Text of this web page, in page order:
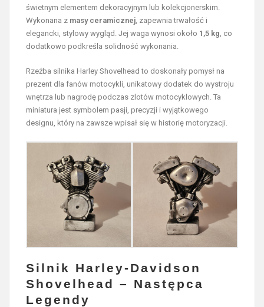
świetnym elementem dekoracyjnym lub kolekcjonerskim.
Wykonana z masy ceramicznej, zapewnia trwałość i
elegancki, stylowy wygląd. Jej waga wynosi około 1,5 kg, co
dodatkowo podkreśla solidność wykonania.
Rzeźba silnika Harley Shovelhead to doskonały pomysł na
prezent dla fanów motocykli, unikatowy dodatek do wystroju
wnętrza lub nagrodę podczas zlotów motocyklowych. Ta
miniatura jest symbolem pasji, precyzji i wyjątkowego
designu, który na zawsze wpisał się w historię motoryzacji.
Silnik Harley-Davidson
Shovelhead – Następca
Legendy